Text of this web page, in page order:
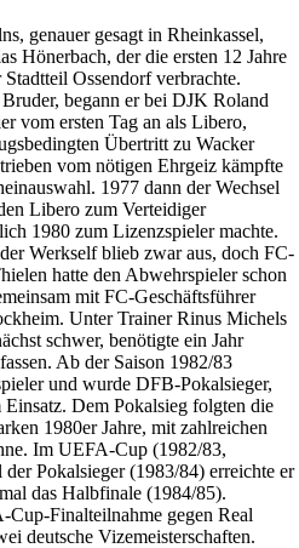
genauer gesagt in Rheinkassel,
Hönerbach, der die ersten 12 Jahre
Ossendorf verbrachte.
begann er bei DJK Roland
vom ersten Tag an als Libero,
Übertritt zu Wacker
vom nötigen Ehrgeiz kämpfte
1977 dann der Wechsel
Libero zum Verteidiger
1980 zum Lizenzspieler machte.
Werkself blieb zwar aus, doch FC-
hatte den Abwehrspieler schon
mit FC-Geschäftsführer
Unter Trainer Rinus Michels
schwer, benötigte ein Jahr
Ab der Saison 1982/83
und wurde DFB-Pokalsieger,
Dem Pokalsieg folgten die
1980er Jahre, mit zahlreichen
Im UEFA-Cup (1982/83,
Pokalsieger (1983/84) erreichte er
das Halbfinale (1984/85).
Finalteilnahme gegen Real
deutsche Vizemeisterschaften.